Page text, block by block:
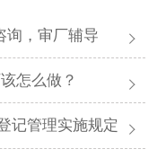
询，审厂辅导
怎么做？
记管理实施规定